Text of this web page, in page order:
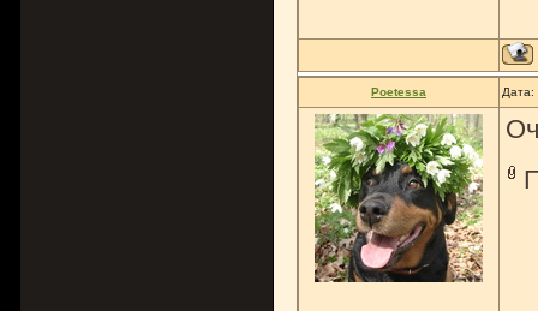
Poetessa Дата: